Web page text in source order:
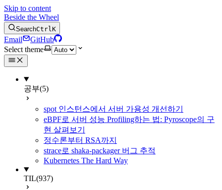
Skip to content
Beside the Wheel
SearchCtrlK
Email
GitHub
Select theme
공부(5)
spot 인스턴스에서 서버 가용성 개선하기
eBPF로 서버 성능 Profiling하는 법: Pyroscope의 구
현 살펴보기
정수론부터 RSA까지
strace로 shaka-packager 버그 추적
Kubernetes The Hard Way
TIL(937)